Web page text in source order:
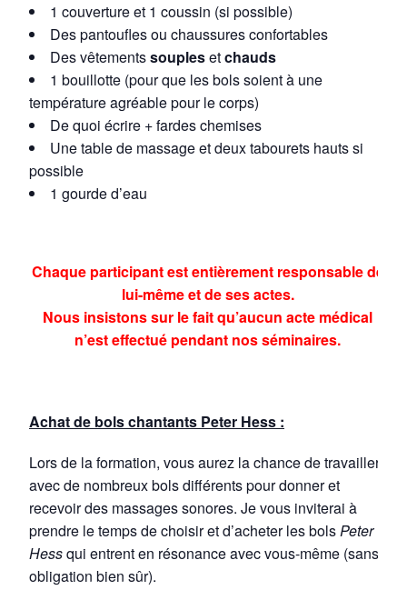
1 couverture et 1 coussin (si possible)
Des pantoufles ou chaussures confortables
Des vêtementssouplesetchauds
1 bouillotte (pour que les bols soient à une
température agréable pour le corps)
De quoi écrire + fardes chemises
Une table de massage et deux tabourets hauts si
possible
1 gourde d’eau
Chaque participant est entièrement responsable de
lui-même et de ses actes.
Nous insistons sur le fait qu’aucun acte médical
n’est effectué pendant nos séminaires.
Achat de bols chantants Peter Hess :
Lors de la formation, vous aurez la chance de travailler
avec de nombreux bols différents pour donner et
recevoir des massages sonores. Je vous inviterai à
prendre le temps de choisir et d’acheter les bolsPeter
Hessqui entrent en résonance avec vous-même (sans
obligation bien sûr).